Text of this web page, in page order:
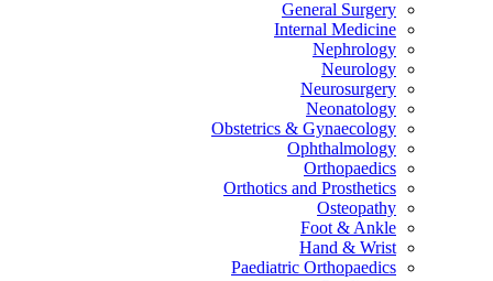
General Surgery
Internal Medicine
Nephrology
Neurology
Neurosurgery
Neonatology
Obstetrics & Gynaecology
Ophthalmology
Orthopaedics
Orthotics and Prosthetics
Osteopathy
Foot & Ankle
Hand & Wrist
Paediatric Orthopaedics